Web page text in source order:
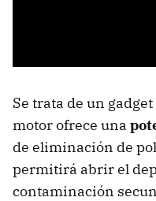
Se trata de un
motor ofrece una
de eliminación de
permitirá abrir el
contaminación